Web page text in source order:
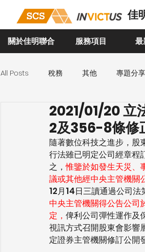
佳
關於佳明聯合 服務項目 最
All Posts 稅務 其他 專題分享
2021/01/20 立
2及356-8條修
隨著數位科技之進步，股
行法雖已明定公司經章程
之，惟鑒於如發生天災、
議或其他經中央主管機關
12月14日三讀通過公司法
中央主管機關得公告公司
定， 俾利公司彈性運作及
視訊方式召開股東會影響
定證券主管機關修訂公開